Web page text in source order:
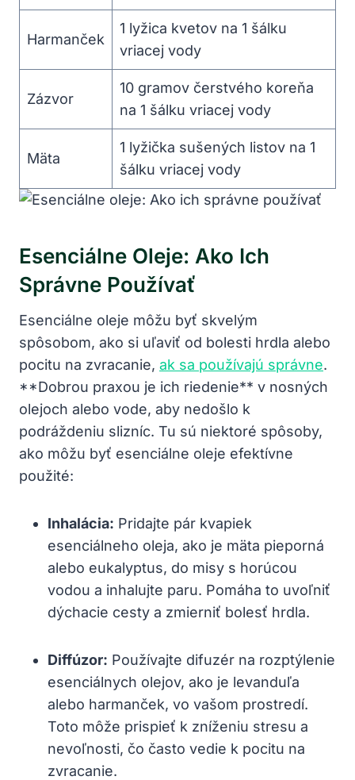
Harmanček
1 lyžica kvetov na 1 šálku
vriacej vody
Zázvor
10 gramov čerstvého koreňa
na 1 šálku vriacej vody
Mäta
1 lyžička sušených listov na 1
šálku vriacej vody
Esenciálne Oleje: Ako Ich
Správne Používať
Esenciálne oleje môžu byť skvelým
spôsobom, ako si uľaviť od bolesti hrdla alebo
pocitu na zvracanie, ak sa používajú správne.
**Dobrou praxou je ich riedenie** v nosných
olejoch alebo vode, aby nedošlo k
podráždeniu slizníc. Tu sú niektoré spôsoby,
ako môžu byť esenciálne oleje efektívne
použité:
Inhalácia: Pridajte pár kvapiek
esenciálneho oleja, ako je mäta pieporná
alebo eukalyptus, do misy s horúcou
vodou a inhalujte paru. Pomáha to uvoľniť
dýchacie cesty a zmierniť bolesť hrdla.
Diffúzor: Používajte difuzér na rozptýlenie
esenciálnych olejov, ako je levanduľa
alebo harmanček, vo vašom prostredí.
Toto môže prispieť k zníženiu stresu a
nevoľnosti, čo často vedie k pocitu na
zvracanie.